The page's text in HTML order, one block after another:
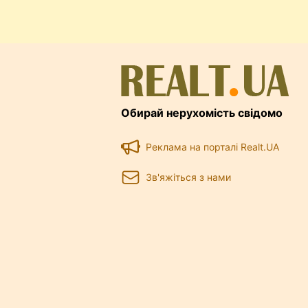
Обирай нерухомість свідомо
Реклама на порталі Realt.UA
Зв'яжіться з нами